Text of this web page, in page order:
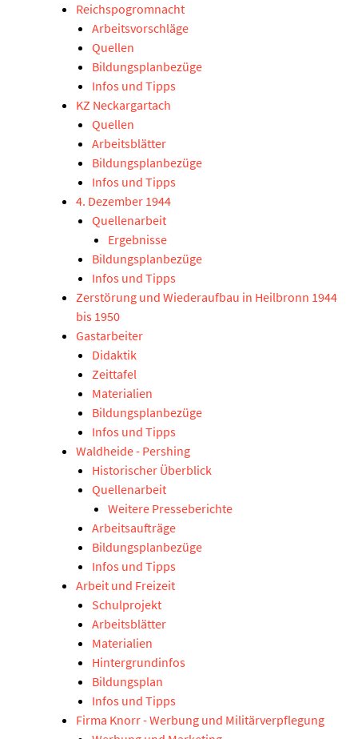
Reichspogromnacht
Arbeitsvorschläge
Quellen
Bildungsplanbezüge
Infos und Tipps
KZ Neckargartach
Quellen
Arbeitsblätter
Bildungsplanbezüge
Infos und Tipps
4. Dezember 1944
Quellenarbeit
Ergebnisse
Bildungsplanbezüge
Infos und Tipps
Zerstörung und Wiederaufbau in Heilbronn 1944
bis 1950
Gastarbeiter
Didaktik
Zeittafel
Materialien
Bildungsplanbezüge
Infos und Tipps
Waldheide - Pershing
Historischer Überblick
Quellenarbeit
Weitere Presseberichte
Arbeitsaufträge
Bildungsplanbezüge
Infos und Tipps
Arbeit und Freizeit
Schulprojekt
Arbeitsblätter
Materialien
Hintergrundinfos
Bildungsplan
Infos und Tipps
Firma Knorr - Werbung und Militärverpflegung